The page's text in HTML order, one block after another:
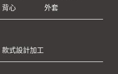
背心 外套
款式設計加工